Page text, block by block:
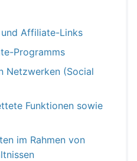
Affiliate-Links
Programms
Netzwerken (Social
Funktionen sowie
im Rahmen von